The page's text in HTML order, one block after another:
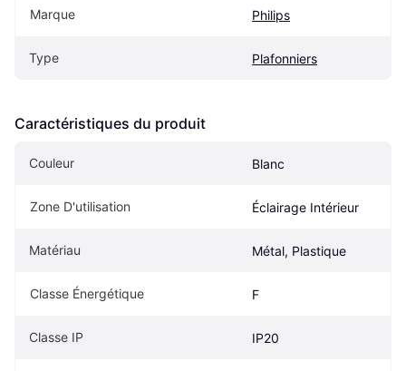
Marque Philips
Type Plafonniers
Caractéristiques du produit
Couleur Blanc
Zone D'utilisation Éclairage Intérieur
Matériau Métal, Plastique
Classe Énergétique F
Classe IP IP20